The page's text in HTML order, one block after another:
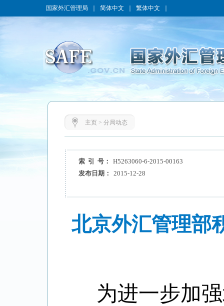
国家外汇管理局 简体中文 繁体中文
主页> 分局动态
索 引 号：
H5263060-6-2015-00163
发布日期：
2015-12-28
北京外汇管理部
为进一步加